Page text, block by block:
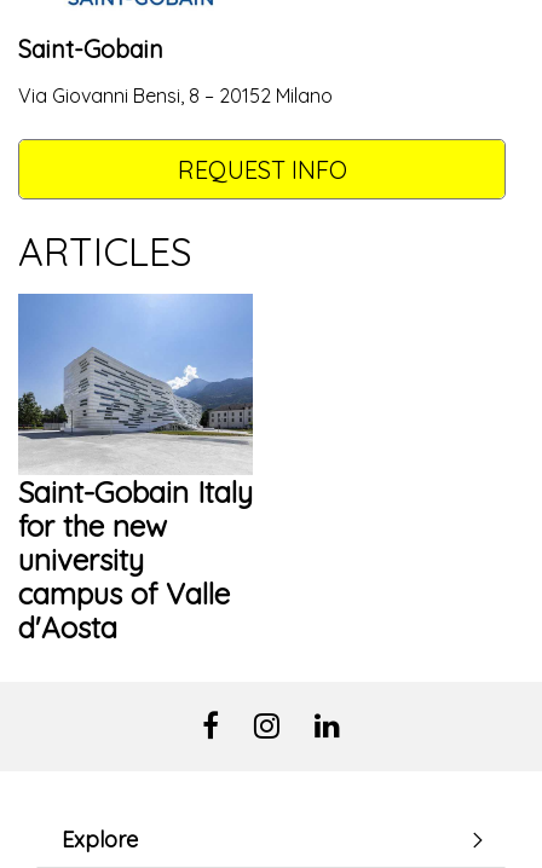
Saint-Gobain
Via Giovanni Bensi, 8 – 20152 Milano
REQUEST INFO
ARTICLES
Saint-Gobain Italy
for the new
university
campus of Valle
d'Aosta
Explore